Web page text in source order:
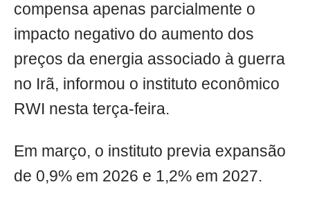
compensa apenas parcialmente o
impacto negativo do aumento dos
preços da energia associado à guerra
no Irã, informou o instituto econômico
RWI nesta terça-feira.
Em março, o instituto previa expansão
de 0,9% em 2026 e 1,2% em 2027.